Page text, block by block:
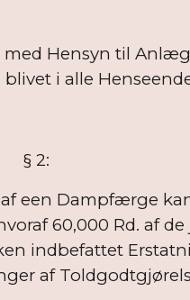
Hensyn til
i alle
Dampfærge
60,000 Rd. af
indbefattet
af